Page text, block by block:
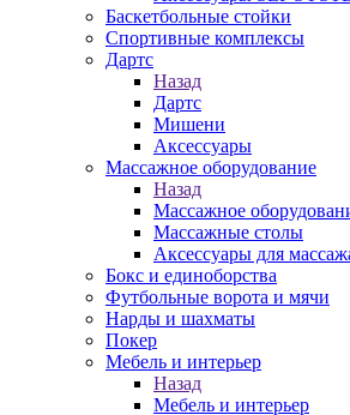
Баскетбольные стойки
Спортивные комплексы
Дартс
Назад
Дартс
Мишени
Аксессуары
Массажное оборудование
Назад
Массажное
Массажные столы
Аксессуары для
Бокс и единоборства
Футбольные ворота и мячи
Нарды и шахматы
Покер
Мебель и интерьер
Назад
Мебель и интерьер